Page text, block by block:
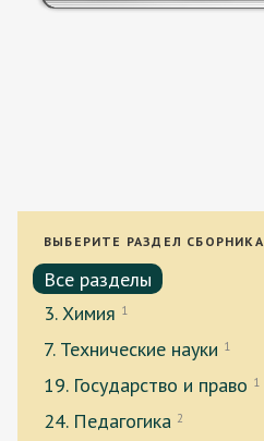
ВЫБЕРИТЕ РАЗДЕЛ СБОРНИКА
Все разделы
3. Химия 1
7. Технические науки 1
19. Государство и право 1
24. Педагогика 2